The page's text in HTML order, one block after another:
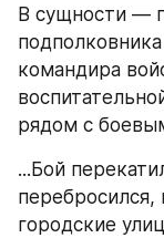
В сущности —
командира
рядом с
...Бой
перебросился,
городские